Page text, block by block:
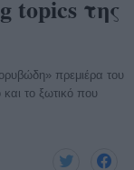
topics της
πρεμιέρα του
και το ξωτικό που